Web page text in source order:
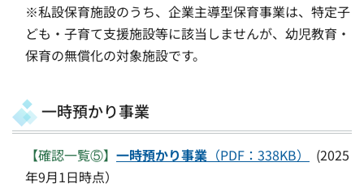
※私設保育施設のうち、企業主導型保育事業は、特定子
ども・子育て支援施設等に該当しませんが、幼児教育・
保育の無償化の対象施設です。
一時預かり事業
【確認一覧⑤】 一時預かり事業 （PDF：338KB）
(2025
年9月1日時点）